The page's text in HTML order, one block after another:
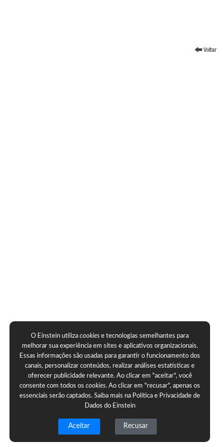
O Einstein utilizacookies e tecnologias semelhantes para
melhorar sua experiência em sites e aplicativos organizacionais.
Essas informações são usadas para garantir o funcionamento dos
canais, personalizar conteúdos, realizar análises estatísticas e
oferecer publicidade relevante. Ao clicar em "aceitar", você
consente com todos oscookies. Ao clicar em "recusar", apenas os
essenciais serão captados. Saiba mais na Política e Privacidade de
Dados do Einstein
Aceitar Recusar